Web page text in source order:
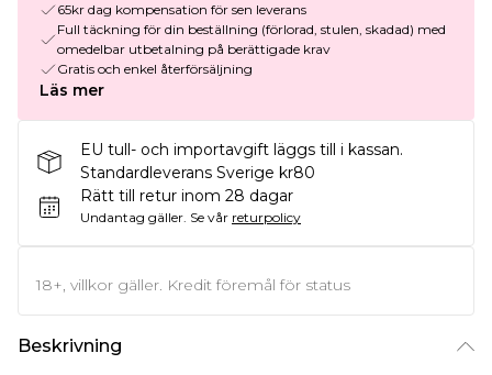
65kr dag kompensation för sen leverans
Full täckning för din beställning (förlorad, stulen, skadad) med
omedelbar utbetalning på berättigade krav
Gratis och enkel återförsäljning
Läs mer
EU tull- och importavgift läggs till i kassan.
Standardleverans Sverige kr80
Rätt till retur inom 28 dagar
Undantag gäller. Se vår returpolicy
18+, villkor gäller. Kredit föremål för status
Beskrivning